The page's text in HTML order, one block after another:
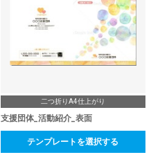
二つ折りA4仕上がり
支援団体_活動紹介_表面
テンプレートを選択する